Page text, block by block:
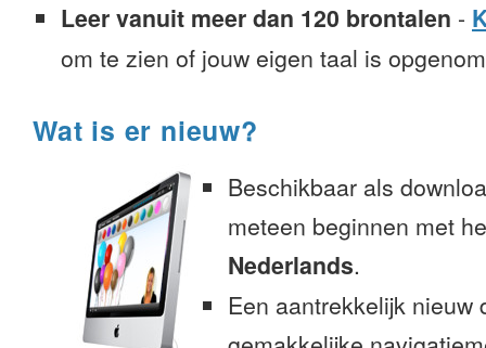
Leer vanuit meer dan 120 brontalen -
om te zien of jouw eigen taal is
Wat is er nieuw?
Beschikbaar als
meteen beginnen met
Nederlands.
Een aantrekkelijk nieuw